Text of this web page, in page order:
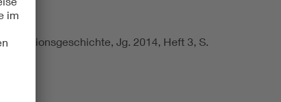
Jg. 2014, Heft 3, S.